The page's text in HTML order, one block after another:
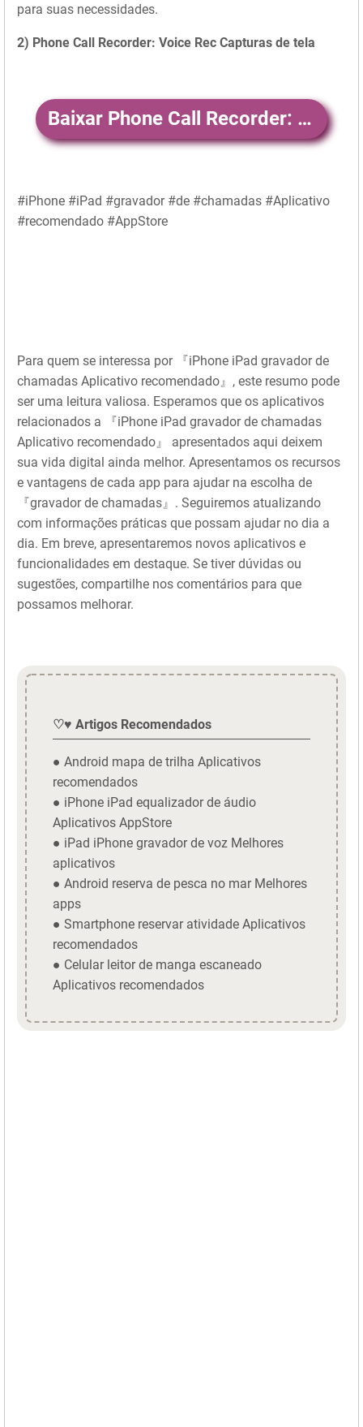
para suas necessidades.
2) Phone Call Recorder: Voice Rec Capturas de tela
Baixar Phone Call Recorder: Voice Rec
#iPhone #iPad #gravador #de #chamadas #Aplicativo
#recomendado #AppStore
Para quem se interessa por 『iPhone iPad gravador de
chamadas Aplicativo recomendado』, este resumo pode
ser uma leitura valiosa. Esperamos que os aplicativos
relacionados a 『iPhone iPad gravador de chamadas
Aplicativo recomendado』 apresentados aqui deixem
sua vida digital ainda melhor. Apresentamos os recursos
e vantagens de cada app para ajudar na escolha de
『gravador de chamadas』. Seguiremos atualizando
com informações práticas que possam ajudar no dia a
dia. Em breve, apresentaremos novos aplicativos e
funcionalidades em destaque. Se tiver dúvidas ou
sugestões, compartilhe nos comentários para que
possamos melhorar.
♡♥ Artigos Recomendados
● Android mapa de trilha Aplicativos
recomendados
● iPhone iPad equalizador de áudio
Aplicativos AppStore
● iPad iPhone gravador de voz Melhores
aplicativos
● Android reserva de pesca no mar Melhores
apps
● Smartphone reservar atividade Aplicativos
recomendados
● Celular leitor de manga escaneado
Aplicativos recomendados